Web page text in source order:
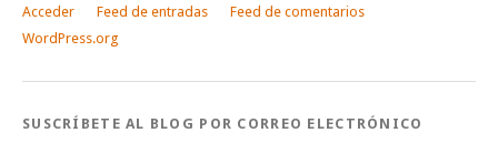
Acceder Feed de entradas
Feed de comentarios
WordPress.org
SUSCRÍBETE AL BLOG POR CORREO ELECTRÓNICO